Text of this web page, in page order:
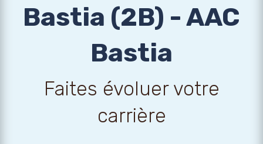
Bastia (2B) - AAC
Bastia
Faites évoluer votre
carrière